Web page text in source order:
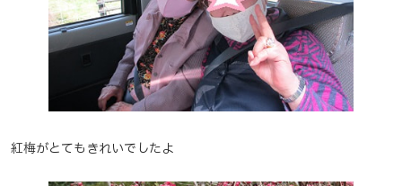
紅梅がとてもきれいでしたよ